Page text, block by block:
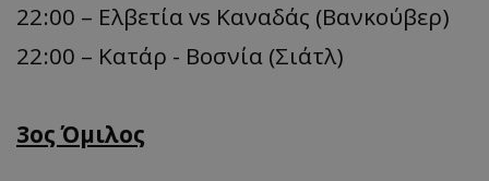
22:00 – Ελβετία vs Καναδάς (Βανκούβερ)
22:00 – Κατάρ - Βοσνία (Σιάτλ)
3ος Όμιλος